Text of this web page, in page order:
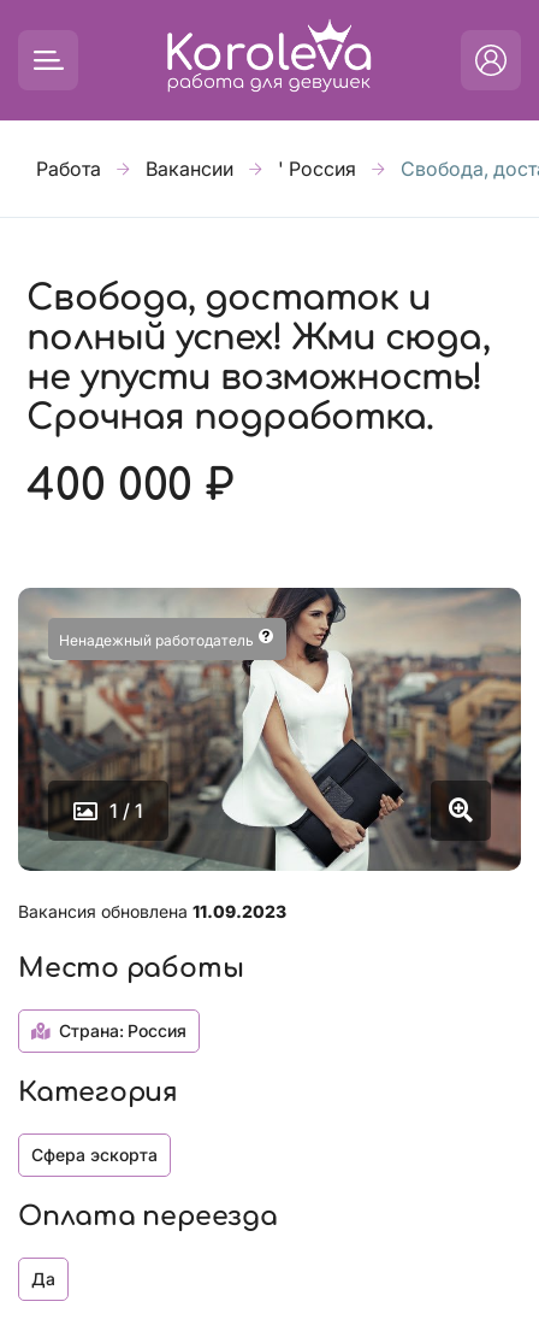
Работа Вакансии ' Россия Свобода,
Свобода, достаток и
полный успех! Жми сюда,
не упусти возможность!
Срочная подработка.
400 000 ₽
Ненадежный работодатель
1 / 1
Вакансия обновлена 11.09.2023
Место работы
Страна: Россия
Категория
Сфера эскорта
Оплата переезда
Да